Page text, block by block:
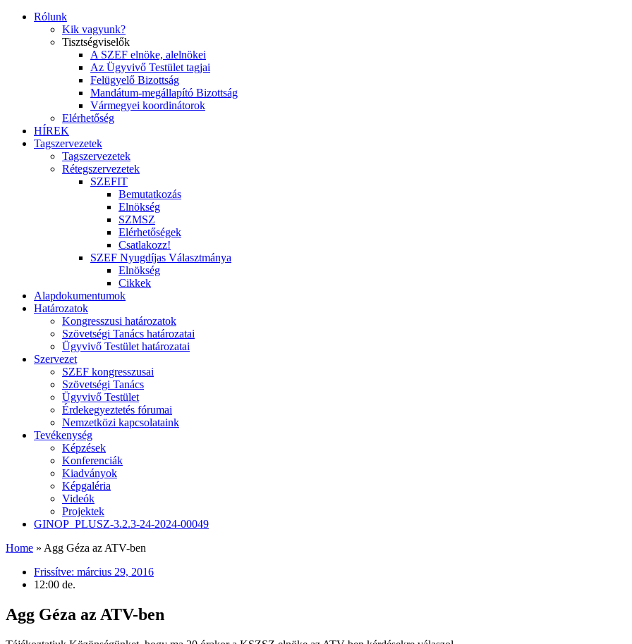
Rólunk
Kik vagyunk?
Tisztségviselők
A SZEF elnöke, alelnökei
Az Ügyvivő Testület tagjai
Felügyelő Bizottság
Mandátum-megállapító Bizottság
Vármegyei koordinátorok
Elérhetőség
HÍREK
Tagszervezetek
Tagszervezetek
Rétegszervezetek
SZEFIT
Bemutatkozás
Elnökség
SZMSZ
Elérhetőségek
Csatlakozz!
SZEF Nyugdíjas Választmánya
Elnökség
Cikkek
Alapdokumentumok
Határozatok
Kongresszusi határozatok
Szövetségi Tanács határozatai
Ügyvivő Testület határozatai
Szervezet
SZEF kongresszusai
Szövetségi Tanács
Ügyvivő Testület
Érdekegyeztetés fórumai
Nemzetközi kapcsolataink
Tevékenység
Képzések
Konferenciák
Kiadványok
Képgaléria
Videók
Projektek
GINOP_PLUSZ-3.2.3-24-2024-00049
Home » Agg Géza az ATV-ben
Frissítve: március 29, 2016
12:00 de.
Agg Géza az ATV-ben